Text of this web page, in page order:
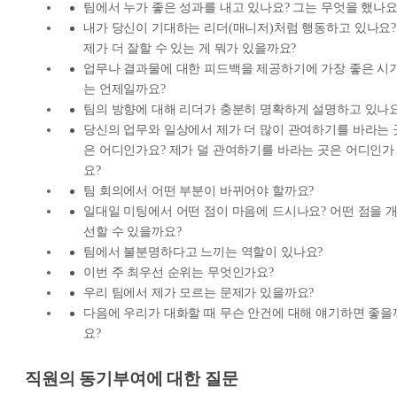
팀에서 누가 좋은 성과를 내고 있나요? 그는 무엇을 했나
내가 당신이 기대하는 리더(매니저)처럼 행동하고 있나요?
제가 더 잘할 수 있는 게 뭐가 있을까요?
업무나 결과물에 대한 피드백을 제공하기에 가장 좋은 시
는 언제일까요?
팀의 방향에 대해 리더가 충분히 명확하게 설명하고 있나
당신의 업무와 일상에서 제가 더 많이 관여하기를 바라는
은 어디인가요? 제가 덜 관여하기를 바라는 곳은 어디인가
요?
팀 회의에서 어떤 부분이 바뀌어야 할까요?
일대일 미팅에서 어떤 점이 마음에 드시나요? 어떤 점을 개
선할 수 있을까요?
팀에서 불분명하다고 느끼는 역할이 있나요?
이번 주 최우선 순위는 무엇인가요?
우리 팀에서 제가 모르는 문제가 있을까요?
다음에 우리가 대화할 때 무슨 안건에 대해 얘기하면 좋을
요?
직원의 동기부여에 대한 질문